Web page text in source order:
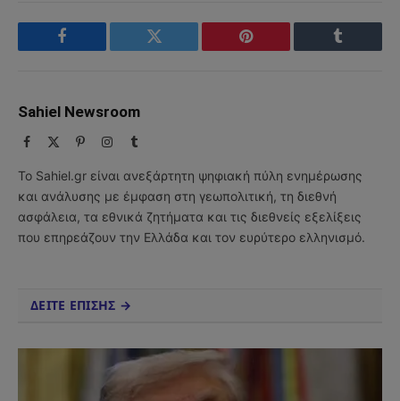
Facebook Twitter Pinterest Tumblr
Sahiel Newsroom
Facebook PinterestInstagram
Tumblr
Το Sahiel.gr είναι ανεξάρτητη ψηφιακή πύλη ενημέρωσης
και ανάλυσης με έμφαση στη γεωπολιτική, τη διεθνή
ασφάλεια, τα εθνικά ζητήματα και τις διεθνείς εξελίξεις
που επηρεάζουν την Ελλάδα και τον ευρύτερο ελληνισμό.
ΔΕΙΤΕ ΕΠΙΣΗΣ →